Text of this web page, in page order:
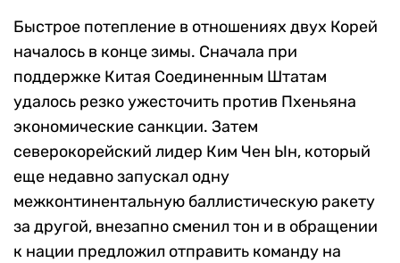
Быстрое потепление в отношениях двух Корей
началось в конце зимы. Сначала при
поддержке Китая Соединенным Штатам
удалось резко ужесточить против Пхеньяна
экономические санкции. Затем
северокорейский лидер Ким Чен Ын, который
еще недавно запускал одну
межконтинентальную баллистическую ракету
за другой, внезапно сменил тон и в обращении
к нации предложил отправить команду на